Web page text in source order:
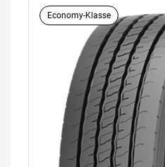
Economy-Klasse